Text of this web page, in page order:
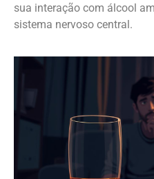
sua interação com álcool
sistema nervoso central.